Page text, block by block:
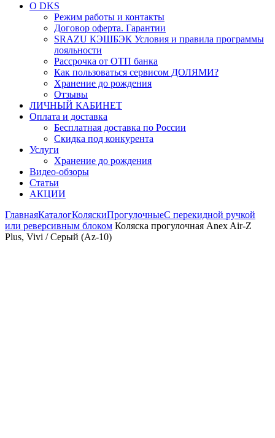
О DKS
Режим работы и контакты
Договор оферта. Гарантии
SRAZU КЭШБЭК Условия и правила программы
лояльности
Рассрочка от ОТП банка
Как пользоваться сервисом ДОЛЯМИ?
Хранение до рождения
Отзывы
ЛИЧНЫЙ КАБИНЕТ
Оплата и доставка
Бесплатная доставка по России
Скидка под конкурента
Услуги
Хранение до рождения
Видео-обзоры
Статьи
АКЦИИ
ГлавнаяКаталогКоляскиПрогулочныеС перекидной ручкой
или реверсивным блоком Коляска прогулочная Anex Air-Z
Plus, Vivi / Серый (Az-10)